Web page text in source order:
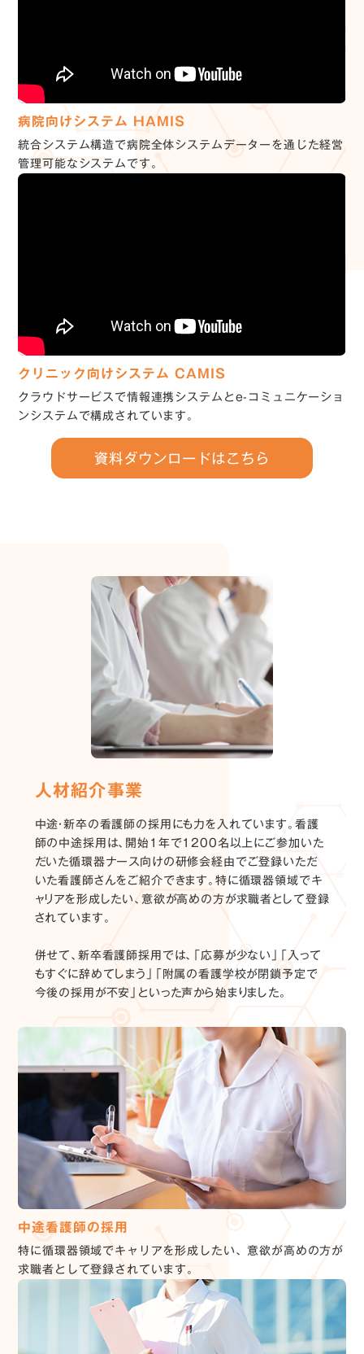
コーポレートサイト
CONTACT
お問い合わせ
INFORMATION
お知らせ
病院向けシステム HAMIS
統合システム構造で病院全体システムデーターを通じた経営
管理可能なシステムです。
クリニック向けシステム CAMIS
クラウドサービスで情報連携システムとe-コミュニケーショ
ンシステムで構成されています。
資料ダウンロードはこちら
人材紹介事業
中途・新卒の看護師の採用にも力を入れています。看護
師の中途採用は、開始1年で1200名以上にご参加いた
だいた循環器ナース向けの研修会経由でご登録いただ
いた看護師さんをご紹介できます。特に循環器領域でキ
ャリアを形成したい、意欲が高めの方が求職者として登録
されています。
併せて、新卒看護師採用では、「応募が少ない」「入って
もすぐに辞めてしまう」「附属の看護学校が閉鎖予定で
今後の採用が不安」といった声から始まりました。
中途看護師の採用
特に循環器領域でキャリアを形成したい、意欲が高めの方が
求職者として登録されています。